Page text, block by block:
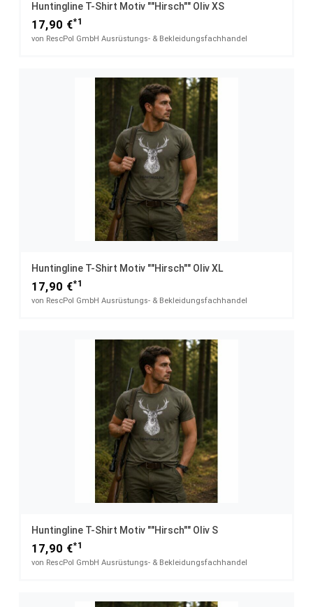
Huntingline T-Shirt Motiv ""Hirsch"" Oliv XS
17,90 €*1
von RescPol GmbH Ausrüstungs- & Bekleidungsfachhandel
Huntingline T-Shirt Motiv ""Hirsch"" Oliv XL
17,90 €*1
von RescPol GmbH Ausrüstungs- & Bekleidungsfachhandel
Huntingline T-Shirt Motiv ""Hirsch"" Oliv S
17,90 €*1
von RescPol GmbH Ausrüstungs- & Bekleidungsfachhandel